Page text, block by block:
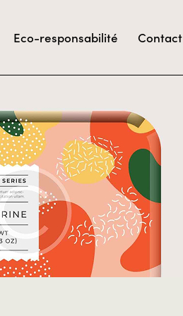
Eco-responsabilité Contact